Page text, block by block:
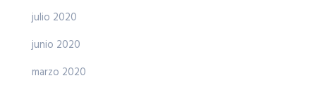
julio 2020
junio 2020
marzo 2020